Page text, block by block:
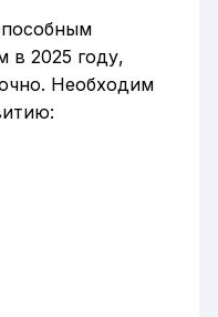
в 2025 году,
Необходим